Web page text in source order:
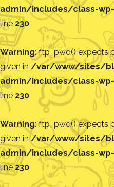
admin/includes/class-
line 230
Warning: ftp_pwd() expects
given in /var/www/sites/
admin/includes/class-
line 230
Warning: ftp_pwd() expects
given in/var/www/sites/
admin/includes/class-
line230